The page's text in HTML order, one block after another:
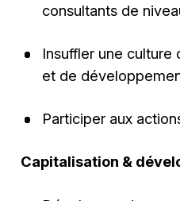
consultants de
Insuffler une
et de
Participer aux
Capitalisation &